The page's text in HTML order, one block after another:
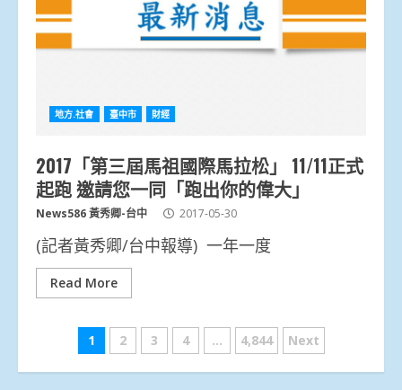
地方.社會 臺中市 財經
2017「第三屆馬祖國際馬拉松」 11/11正式
起跑 邀請您一同「跑出你的偉大」
News586 黃秀卿-台中 2017-05-30
(記者黃秀卿/台中報導) 一年一度
Read More
文
章
1 2 3 4 ... 4,844 Next